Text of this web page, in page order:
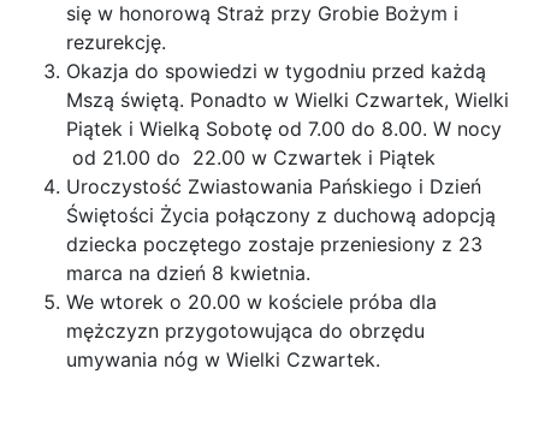
się w honorową Straż przy Grobie Bożym i
rezurekcję.
Okazja do spowiedzi w tygodniu przed każdą
Mszą świętą. Ponadto w Wielki Czwartek, Wielki
Piątek i Wielką Sobotę od 7.00 do 8.00. W nocy
od 21.00 do 22.00 w Czwartek i Piątek
Uroczystość Zwiastowania Pańskiego i Dzień
Świętości Życia połączony z duchową adopcją
dziecka poczętego zostaje przeniesiony z 23
marca na dzień 8 kwietnia.
We wtorek o 20.00 w kościele próba dla
mężczyzn przygotowująca do obrzędu
umywania nóg w Wielki Czwartek.